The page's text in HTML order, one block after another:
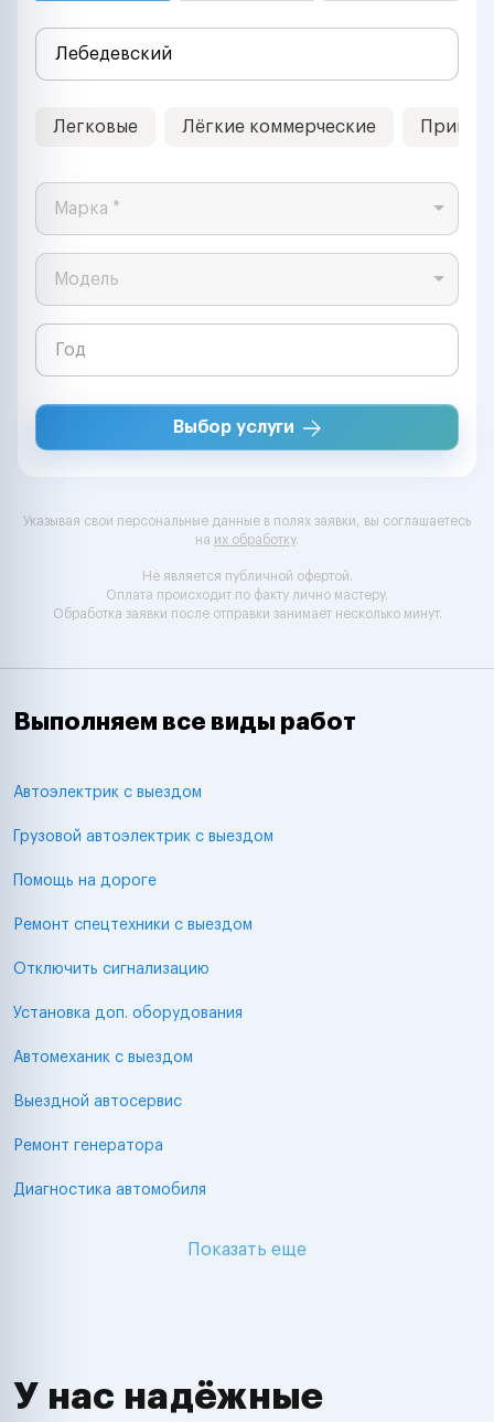
Легковые Лёгкие коммерческие
Марка *
Модель
Выбор услуги
Указывая свои персональные данные в полях заявки, вы соглашаетесь
на их обработку.
Не является публичной офертой.
Оплата происходит по факту лично мастеру.
Обработка заявки после отправки занимает несколько минут.
Выполняем все виды работ
Автоэлектрик с выездом
Грузовой автоэлектрик с выездом
Помощь на дороге
Ремонт спецтехники с выездом
Отключить сигнализацию
Установка доп. оборудования
Автомеханик с выездом
Выездной автосервис
Ремонт генератора
Диагностика автомобиля
Показать еще
У нас надёжные